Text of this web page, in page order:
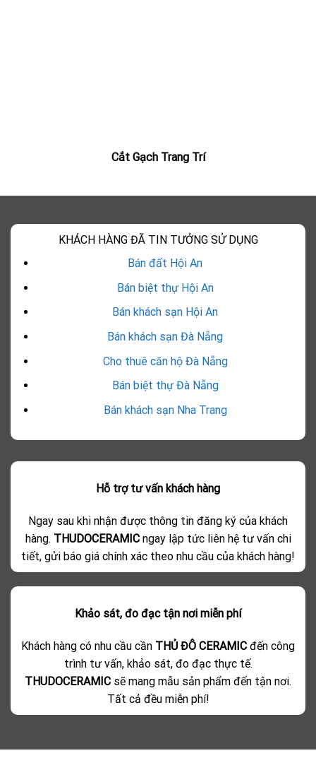
Cắt Gạch Trang Trí
KHÁCH HÀNG ĐÃ TIN TƯỞNG SỬ DỤNG
Bán đất Hội An
Bán biệt thự Hội An
Bán khách sạn Hội An
Bán khách sạn Đà Nẵng
Cho thuê căn hộ Đà Nẵng
Bán biệt thự Đà Nẵng
Bán khách sạn Nha Trang
Hỗ trợ tư vấn khách hàng
Ngay sau khi nhận được thông tin đăng ký của khách
hàng. THUDOCERAMICngay lập tức liên hệ tư vấn chi
tiết, gửi báo giá chính xác theo nhu cầu của khách hàng!
Khảo sát, đo đạc tận nơi miễn phí
Khách hàng có nhu cầu cần THỦ ĐÔ CERAMIC đến công
trình tư vấn, khảo sát, đo đạc thực tế.
THUDOCERAMIC sẽ mang mẫu sản phẩm đến tận nơi.
Tất cả đều miễn phí!